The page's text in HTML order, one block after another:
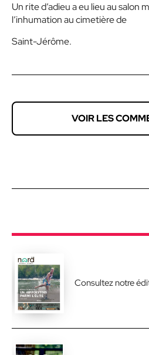
Un rite d’adieu a eu lieu au salon
l’inhumation au cimetière de
Saint-Jérôme.
VOIR LES
Consultez notre